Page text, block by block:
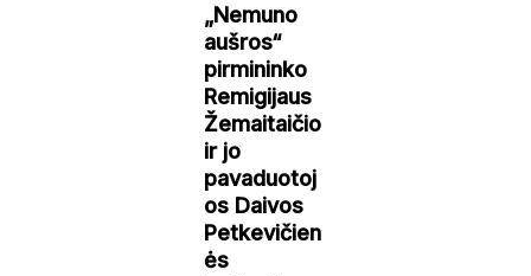
„Nemuno
aušros“
pirmininko
Remigijaus
Žemaitaičio
ir jo
pavaduotoj
os Daivos
Petkevičien
ės